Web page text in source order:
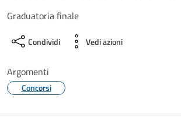
Graduatoria finale
Condividi Vedi azioni
Argomenti
Concorsi